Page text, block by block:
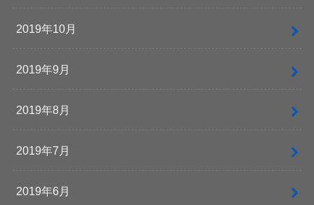
2019年10月
2019年9月
2019年8月
2019年7月
2019年6月